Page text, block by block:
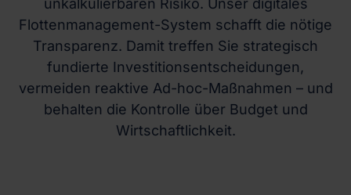
unkalkulierbaren Risiko. Unser digitales
Flottenmanagement-System schafft die nötige
Transparenz. Damit treffen Sie strategisch
fundierte Investitionsentscheidungen,
vermeiden reaktive Ad-hoc-Maßnahmen – und
behalten die Kontrolle über Budget und
Wirtschaftlichkeit.